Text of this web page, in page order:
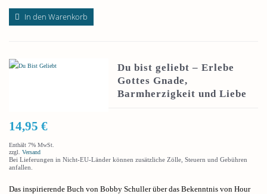
In den Warenkorb
Du bist geliebt – Erlebe
Gottes Gnade,
Barmherzigkeit und Liebe
14,95 €
Enthält 7% MwSt.
zzgl. Versand
Bei Lieferungen in Nicht-EU-Länder können zusätzliche Zölle, Steuern und Gebühren
anfallen.
Das inspirierende Buch von Bobby Schuller über das Bekenntnis von Hour